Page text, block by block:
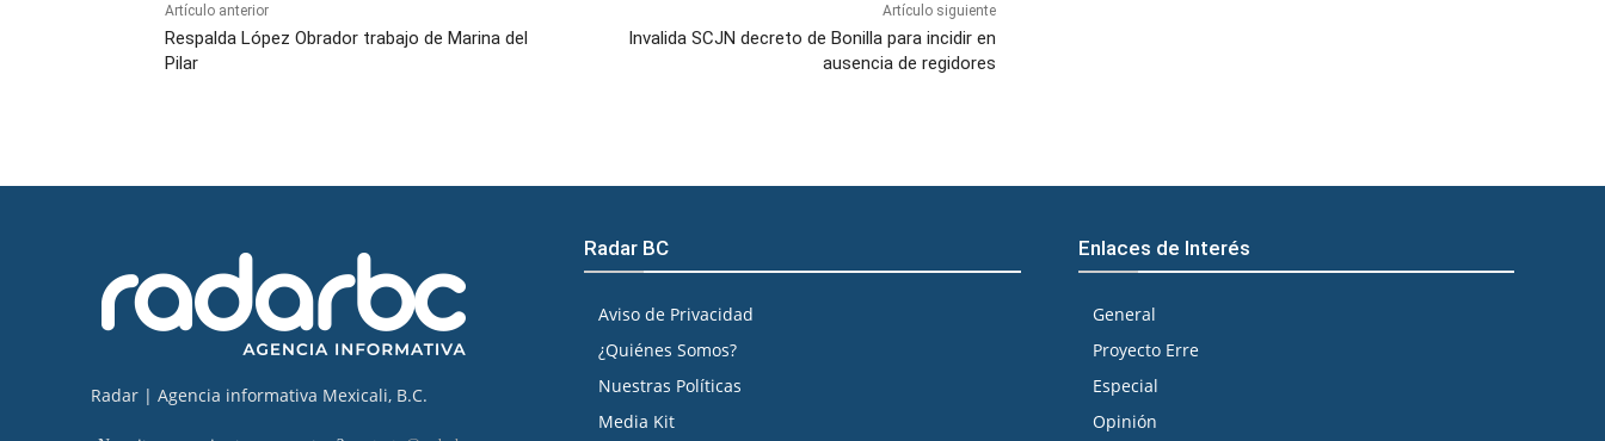
Artículo anterior
Respalda López Obrador trabajo de Marina del
Pilar
Artículo siguiente
Invalida SCJN decreto de Bonilla para incidir en
ausencia de regidores
Radar | Agencia informativa Mexicali, B.C.
Radar BC
Aviso de Privacidad
¿Quiénes Somos?
Nuestras Políticas
Media Kit
Enlaces de Interés
General
Proyecto Erre
Especial
Opinión